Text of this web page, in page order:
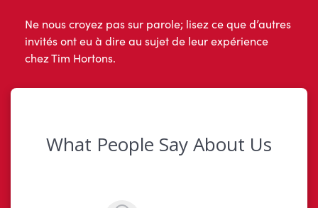
Ne nous croyez pas sur parole; lisez ce que d’autres
invités ont eu à dire au sujet de leur expérience
chez Tim Hortons.